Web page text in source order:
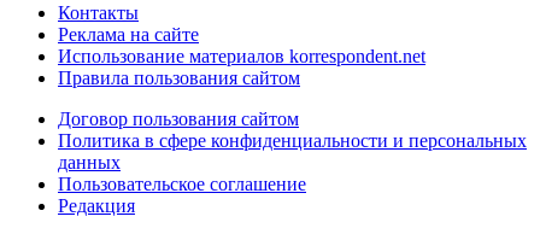
Контакты
Реклама на сайте
Использование материалов korrespondent.net
Правила пользования сайтом
Договор пользования сайтом
Политика в сфере конфиденциальности и персональных
данных
Пользовательское соглашение
Редакция